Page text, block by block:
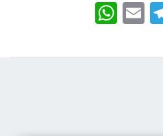
WhatsApp Email